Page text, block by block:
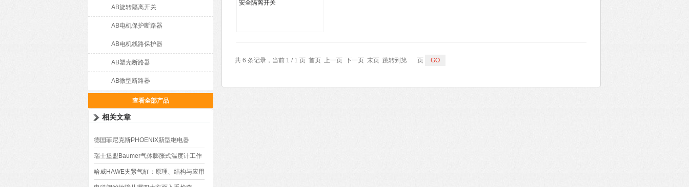
AB旋转隔离开关
AB电机保护断路器
AB电机线路保护器
AB塑壳断路器
AB微型断路器
查看全部产品
相关文章
德国菲尼克斯PHOENIX新型继电器
瑞士堡盟Baumer气体膨胀式温度计工作
原理
哈威HAWE夹紧气缸：原理、结构与应用
共 6 条记录，当前 1 / 1 页 首页 上一页 下一页 末页 跳转到第 页